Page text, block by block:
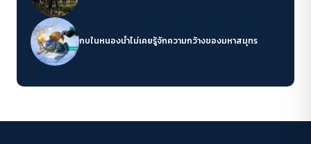
กบในหนองน้ำไม่เคยรู้จักความกว้างของมหาสมุทร